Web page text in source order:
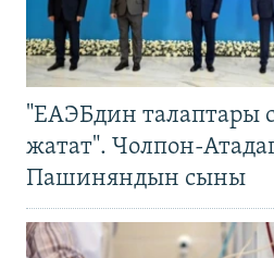
"ЕАЭБдин талаптары
жатат". Чолпон-
Пашиняндын сыны